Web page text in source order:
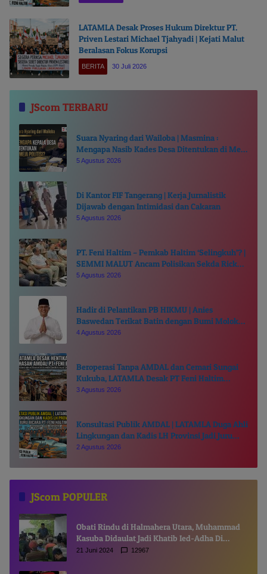
LATAMLA Desak Proses Hukum Direktur PT.
Priven Lestari Michael Tjahyadi | Kejati Malut
Beralasan Fokus Korupsi
BERITA 30 Juli 2026
JScom TERBARU
Suara Nyaring dari Wailoba | Masmina :
Mengapa Nasib Kades Desa Ditentukan di Meja
Politisi?
5 Agustus 2026
Di Kantor FIF Tangerang | Kerja Jurnalistik
Dijawab dengan Intimidasi dan Cakaran
5 Agustus 2026
PT. Feni Haltim – Pemkab Haltim ‘Selingkuh’? |
SEMMI MALUT Ancam Polisikan Sekda Ricky
Chairul Richfat
5 Agustus 2026
Hadir di Pelantikan PB HIKMU | Anies
Baswedan Terikat Batin dengan Bumi Moloku
Kie Raha
4 Agustus 2026
Beroperasi Tanpa AMDAL dan Cemari Sungai
Kukuba, LATAMLA Desak PT Feni Haltim
Diproses Pidana
3 Agustus 2026
Konsultasi Publik AMDAL | LATAMLA Duga Ahli
Lingkungan dan Kadis LH Provinsi Jadi Juru
Bicara PT. Feni Haltim
2 Agustus 2026
JScom POPULER
Obati Rindu di Halmahera Utara, Muhammad
Kasuba Didaulat Jadi Khatib Ied-Adha Di
Gamsungi
21 Juni 2024 12967